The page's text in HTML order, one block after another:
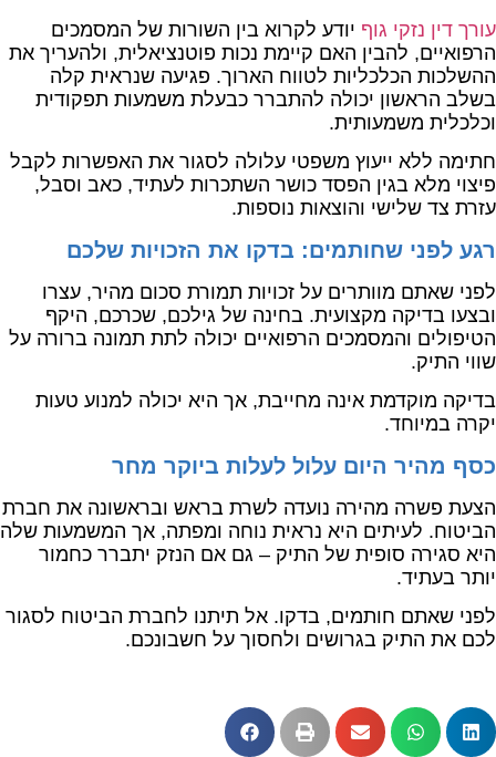
עורך דין נזקי גוף יודע לקרוא בין השורות של המסמכים
הרפואיים, להבין האם קיימת נכות פוטנציאלית, ולהעריך את
ההשלכות הכלכליות לטווח הארוך. פגיעה שנראית קלה
בשלב הראשון יכולה להתברר כבעלת משמעות תפקודית
וכלכלית משמעותית.
חתימה ללא ייעוץ משפטי עלולה לסגור את האפשרות לקבל
פיצוי מלא בגין הפסד כושר השתכרות לעתיד, כאב וסבל,
עזרת צד שלישי והוצאות נוספות.
רגע לפני שחותמים: בדקו את הזכויות שלכם
לפני שאתם מוותרים על זכויות תמורת סכום מהיר, עצרו
ובצעו בדיקה מקצועית. בחינה של גילכם, שכרכם, היקף
הטיפולים והמסמכים הרפואיים יכולה לתת תמונה ברורה על
שווי התיק.
בדיקה מוקדמת אינה מחייבת, אך היא יכולה למנוע טעות
יקרה במיוחד.
כסף מהיר היום עלול לעלות ביוקר מחר
הצעת פשרה מהירה נועדה לשרת בראש ובראשונה את חברת
הביטוח. לעיתים היא נראית נוחה ומפתה, אך המשמעות שלה
היא סגירה סופית של התיק – גם אם הנזק יתברר כחמור
יותר בעתיד.
לפני שאתם חותמים, בדקו. אל תיתנו לחברת הביטוח לסגור
לכם את התיק בגרושים ולחסוך על חשבונכם.